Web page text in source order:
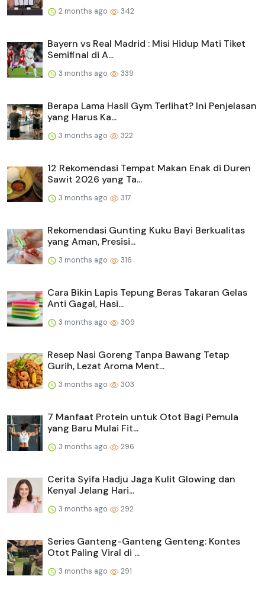
2 months ago 342
Bayern vs Real Madrid : Misi Hidup Mati Tiket
Semifinal di A...
3 months ago 339
Berapa Lama Hasil Gym Terlihat? Ini Penjelasan
yang Harus Ka...
3 months ago 322
12 Rekomendasi Tempat Makan Enak di Duren
Sawit 2026 yang Ta...
3 months ago 317
Rekomendasi Gunting Kuku Bayi Berkualitas
yang Aman, Presisi...
3 months ago 316
Cara Bikin Lapis Tepung Beras Takaran Gelas
Anti Gagal, Hasi...
3 months ago 309
Resep Nasi Goreng Tanpa Bawang Tetap
Gurih, Lezat Aroma Ment...
3 months ago 303
7 Manfaat Protein untuk Otot Bagi Pemula
yang Baru Mulai Fit...
3 months ago 296
Cerita Syifa Hadju Jaga Kulit Glowing dan
Kenyal Jelang Hari...
3 months ago 292
Series Ganteng-Ganteng Genteng: Kontes
Otot Paling Viral di ...
3 months ago 291